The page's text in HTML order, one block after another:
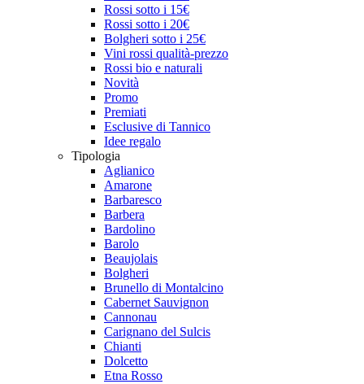
Rossi sotto i 15€
Rossi sotto i 20€
Bolgheri sotto i 25€
Vini rossi qualità-prezzo
Rossi bio e naturali
Novità
Promo
Premiati
Esclusive di Tannico
Idee regalo
Tipologia
Aglianico
Amarone
Barbaresco
Barbera
Bardolino
Barolo
Beaujolais
Bolgheri
Brunello di Montalcino
Cabernet Sauvignon
Cannonau
Carignano del Sulcis
Chianti
Dolcetto
Etna Rosso